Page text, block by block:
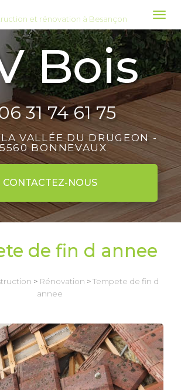
et rénovation à Besançon
31 74 61 75
VALLÉE DU DRUGEON -
BONNEVAUX
CONTACTEZ-NOUS
de fin d annee
> Rénovation >Tempete de fin d
annee